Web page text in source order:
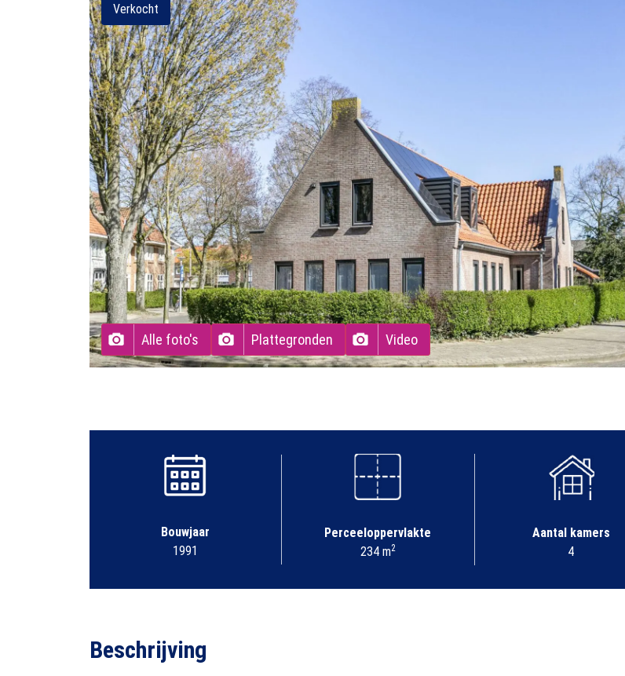
Verkocht
Alle foto's Plattegronden Video
Bouwjaar
1991
Perceeloppervlakte
234 m2
Aantal kamers
4
Beschrijving